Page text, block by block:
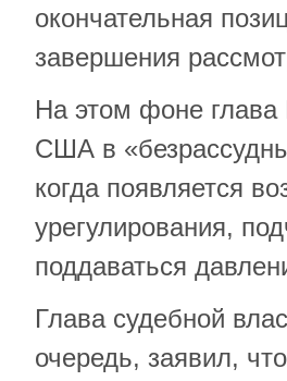
окончательная
завершения
На этом фоне
США в
когда появляется
урегулирования,
поддаваться
Глава судебной
очередь, заявил,